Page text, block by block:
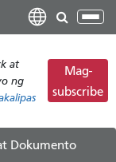
I-
ang
at
ng
Mag-
subscribe
Dokumento